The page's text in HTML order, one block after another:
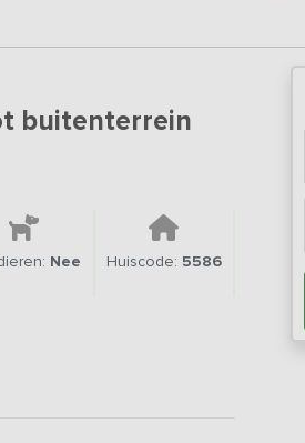
buitenterrein
Nee Huiscode: 5586